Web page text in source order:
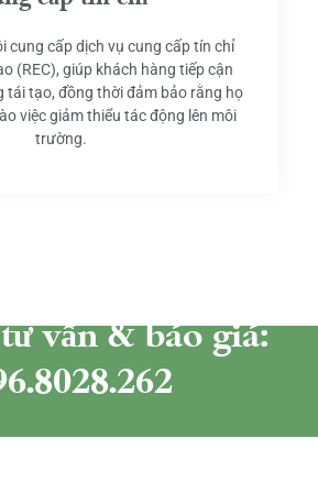
cung cấp dịch vụ cung cấp tín chỉ
(REC), giúp khách hàng tiếp cận
tái tạo, đồng thời đảm bảo rằng họ
việc giảm thiểu tác động lên môi
trường.
vấn & báo giá: